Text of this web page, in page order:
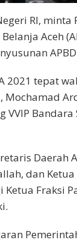
RI, minta
Aceh
2021 tepat
Mochamad
VVIP
Daerah
dan
Fraksi